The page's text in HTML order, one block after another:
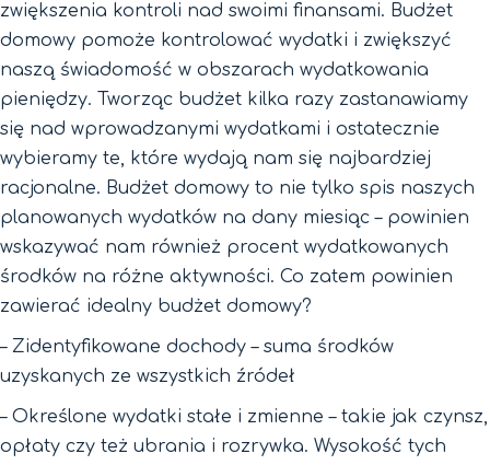
zwiększenia kontroli nad swoimi finansami. Budżet
domowy pomoże kontrolować wydatki i zwiększyć
naszą świadomość w obszarach wydatkowania
pieniędzy. Tworząc budżet kilka razy zastanawiamy
się nad wprowadzanymi wydatkami i ostatecznie
wybieramy te, które wydają nam się najbardziej
racjonalne. Budżet domowy to nie tylko spis naszych
planowanych wydatków na dany miesiąc – powinien
wskazywać nam również procent wydatkowanych
środków na różne aktywności. Co zatem powinien
zawierać idealny budżet domowy?
– Zidentyfikowane dochody – suma środków
uzyskanych ze wszystkich źródeł
– Określone wydatki stałe i zmienne – takie jak czynsz,
opłaty czy też ubrania i rozrywka. Wysokość tych